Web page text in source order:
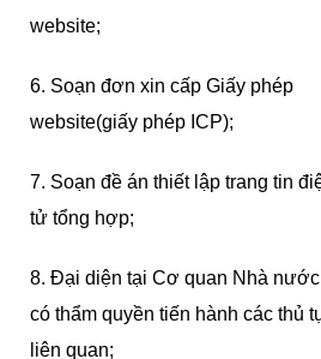
website;
6. Soạn đơn xin cấp Giấy phép
website(giấy phép ICP);
7. Soạn đề án thiết lập trang tin
tử tổng hợp;
8. Đại diện tại Cơ quan Nhà nước
có thẩm quyền tiến hành các thủ
liên quan;